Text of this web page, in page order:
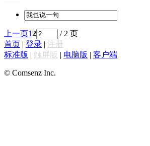
上一页12
/ 2 页
首页 | 登录 | 注册
标准版 | 触屏版 | 电脑版 | 客户端
© Comsenz Inc.